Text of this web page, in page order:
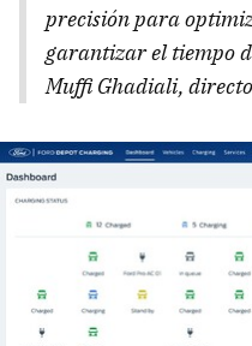
precisión para
garantizar el tiempo
Muffi Ghadiali,